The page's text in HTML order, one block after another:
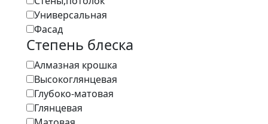
Универсальная
Фасад
Степень блеска
Алмазная крошка
Высокоглянцевая
Глубоко-матовая
Глянцевая